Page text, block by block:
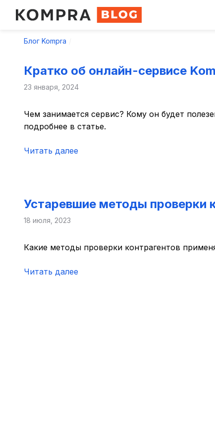
Блог Kompra
Кратко об онлайн-сервисе
23 января, 2024
Чем занимается сервис? Кому он будет
подробнее в статье.
Читать далее
Устаревшие методы проверки
18 июля, 2023
Какие методы проверки контрагентов
Читать далее